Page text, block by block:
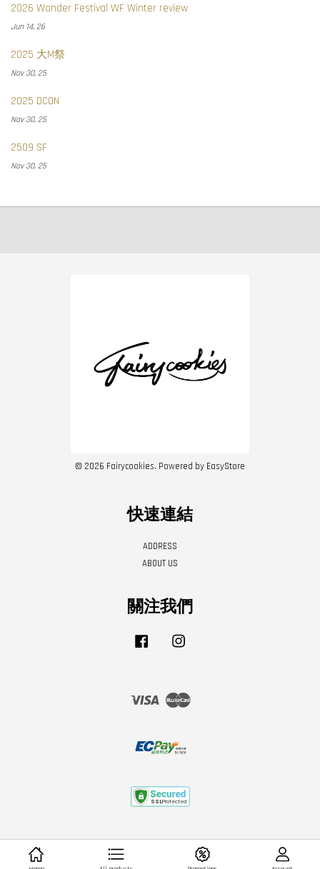
2026 Wonder Festival WF Winter review
Jun 14, 26
2025 大M祭
Nov 30, 25
2025 DCON
Nov 30, 25
2509 SF
Nov 30, 25
© 2026 Fairycookies. Powered by EasyStore
快速連結
ADDRESS
ABOUT US
關注我們
Facebook
Visa Master